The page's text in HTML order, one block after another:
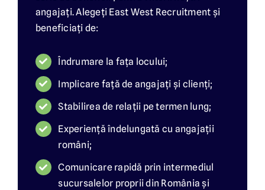
angajați. Alegeți East West Recruitment și
beneficiați de:
Îndrumare la fața locului;
Implicare față de angajați și clienți;
Stabilirea de relații pe termen lung;
Experiență îndelungată cu angajații
români;
Comunicare rapidă prin intermediul
sucursalelor proprii din România și